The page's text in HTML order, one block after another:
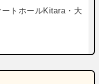
トホールKitara・大